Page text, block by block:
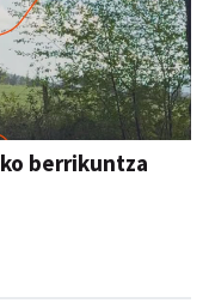
berrikuntza